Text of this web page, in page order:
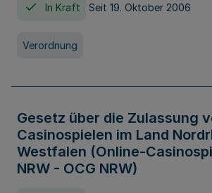
In Kraft Seit 19. Oktober 2006
Verordnung
Gesetz über die Zulassung
Casinospielen im Land
Westfalen (Online-
NRW - OCG NRW)